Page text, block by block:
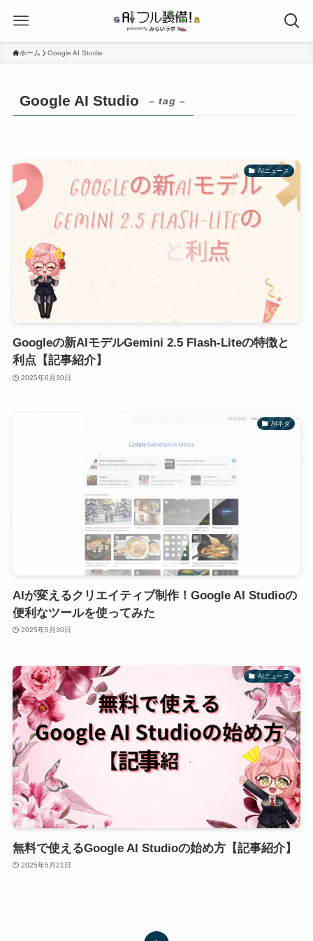
ホーム Google AI Studio
Google AI Studio – tag –
AIニュース
Googleの新AIモデルGemini 2.5 Flash-Liteの特徴と
利点【記事紹介】
2025年6月30日
AIネタ
AIが変えるクリエイティブ制作！Google AI Studioの
便利なツールを使ってみた
2025年5月30日
AIニュース
無料で使えるGoogle AI Studioの始め方【記事紹介】
2025年5月21日